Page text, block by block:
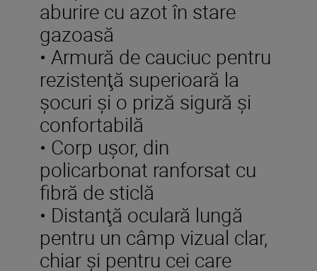
aburire cu azot în stare
gazoasă
• Armură de cauciuc pentru
rezistenţă superioară la
şocuri şi o priză sigură şi
confortabilă
• Corp uşor, din
policarbonat ranforsat cu
fibră de sticlă
• Distanţă oculară lungă
pentru un câmp vizual clar,
chiar şi pentru cei care